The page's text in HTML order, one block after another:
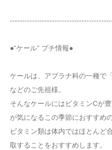
●“ケール” プチ情報●
ケールは、アブラナ科の一種で
などのご先祖様。
そんなケールにはビタミンCが
が気になるこの季節におすすめ
ビタミン類は体内ではほとんど
取することをおすすめします。